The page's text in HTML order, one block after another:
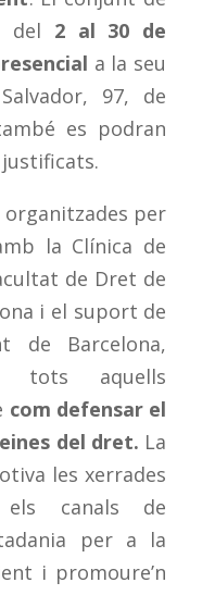
del 2 al 30 de
a la seu
97, de
es podran
justificats.
organitzades per
la Clínica de
de Dret de
i el suport de
de Barcelona,
tots aquells
com defensar el
del dret. La
les xerrades
canals de
per a la
i promoure’n